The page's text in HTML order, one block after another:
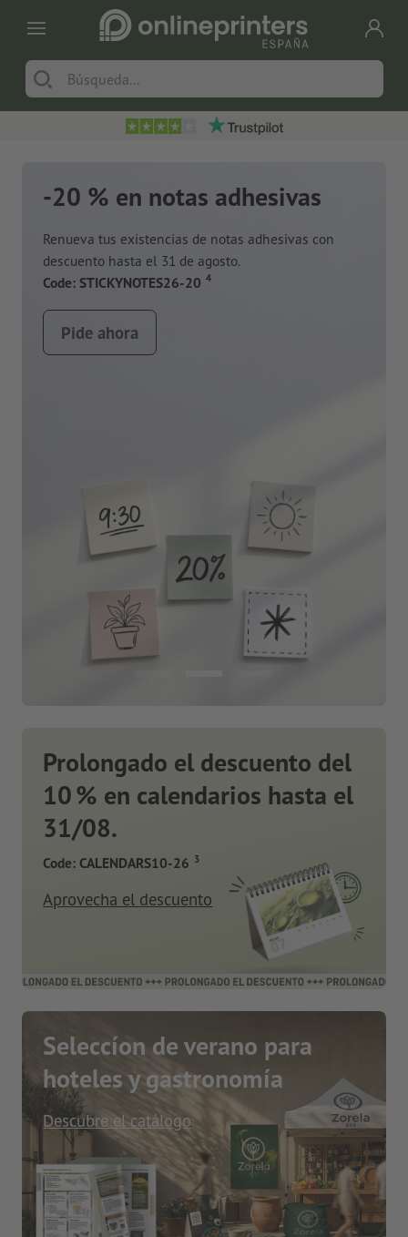
-20 % en notas adhesivas
Renueva tus existencias de notas adhesivas con
descuento hasta el 31 de agosto.
Code: STICKYNOTES26-20 4
Pide ahora
Prolongado el descuento del
10 % en calendarios hasta el
31/08.
Code: CALENDARS10-26 3
Aprovecha el descuento
Seleccíon de verano para
hoteles y gastronomía
Descubre el catálogo